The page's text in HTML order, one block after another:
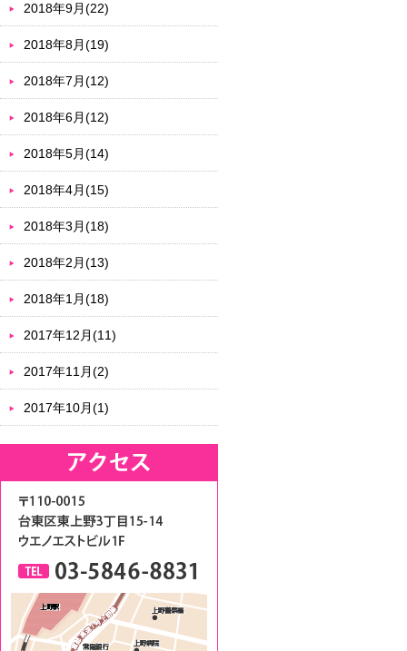
2018年9月(22)
2018年8月(19)
2018年7月(12)
2018年6月(12)
2018年5月(14)
2018年4月(15)
2018年3月(18)
2018年2月(13)
2018年1月(18)
2017年12月(11)
2017年11月(2)
2017年10月(1)